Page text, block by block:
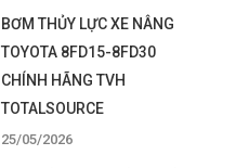
BƠM THỦY LỰC XE NÂNG
TOYOTA 8FD15-8FD30
CHÍNH HÃNG TVH
TOTALSOURCE
25/05/2026